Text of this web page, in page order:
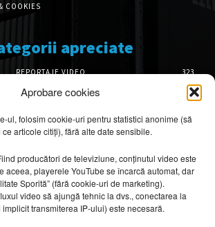
Aprobare cookies
ul, folosim cookie-uri pentru statistici anonime (să
articole citiți), fără alte date sensibile.
producători de televiziune, conținutul video este
aceea, playerele YouTube se încarcă automat, dar
Sporită” (fără cookie-uri de marketing).
video să ajungă tehnic la dvs., conectarea la
transmiterea IP-ului) este necesară.
COOKIES
apreciate
REPORTAJE VIDEO
323
AMENAJĂRI INTERIOARE
126
DESIGN INTERIOR
64
ARHITECTURĂ & DESIGN
OPINII & ANALIZE
43
recomandate
cabane moderne